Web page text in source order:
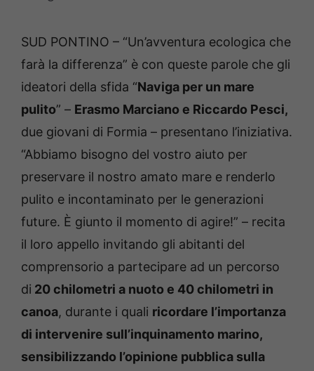
SUD PONTINO – “Un’avventura ecologica che
farà la differenza” è con queste parole che gli
ideatori della sfida “Naviga per un mare
pulito” – Erasmo Marciano e Riccardo Pesci,
due giovani di Formia – presentano l’iniziativa.
“Abbiamo bisogno del vostro aiuto per
preservare il nostro amato mare e renderlo
pulito e incontaminato per le generazioni
future. È giunto il momento di agire!” – recita
il loro appello invitando gli abitanti del
comprensorio a partecipare ad un percorso
di 20 chilometri a nuoto e 40 chilometri in
canoa, durante i quali ricordare l’importanza
di intervenire sull’inquinamento marino,
sensibilizzando l’opinione pubblica sulla